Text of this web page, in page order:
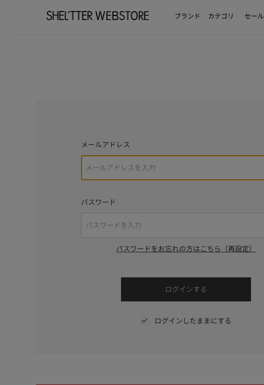
ブランド カテゴリ セール
メールアドレス
パスワード
パスワードをお忘れの方はこちら（再設定）
ログインしたままにする